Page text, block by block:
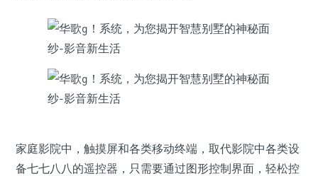
家庭影院中，触摸屏和各类移动终端，取代影院中各类设
备七七八八的遥控器，只需要通过图形控制界面，轻松控